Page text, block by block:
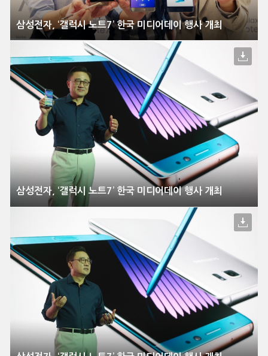
삼성전자, ‘갤럭시 노트7’ 한국 미디어데이 행사 개최
삼성전자, ‘갤럭시 노트7’ 한국 미디어데이 행사 개최